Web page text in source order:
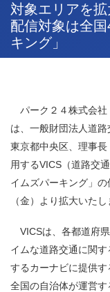
対象エリアを
配信対象は全
キング」
パーク２４株式会社
は、一般財団法人道
東京都中央区、理事
用するVICS（道路交
イムズパーキング」
（金）より拡大いたし
VICSは、各都道府
イムな道路交通に関
するカーナビに提供す
全国の自治体が運営